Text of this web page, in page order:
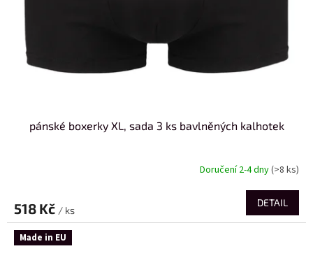
pánské boxerky XL, sada 3 ks bavlněných kalhotek
Doručení 2-4 dny(>8 ks)
518 Kč / ks
DETAIL
Made in EU